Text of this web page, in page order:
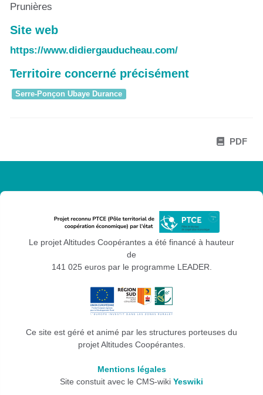
Prunières
Site web
https://www.didiergauducheau.com/
Territoire concerné précisément
Serre-Ponçon Ubaye Durance
PDF
Le projet Altitudes Coopérantes a été financé à hauteur
de
141 025 euros par le programme LEADER.
Ce site est géré et animé par les structures porteuses du
projet Altitudes Coopérantes.
Mentions légales
Site constuit avec le CMS-wiki Yeswiki